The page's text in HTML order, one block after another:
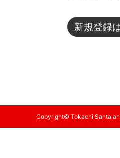
新規登録
Copyright© Tokachi